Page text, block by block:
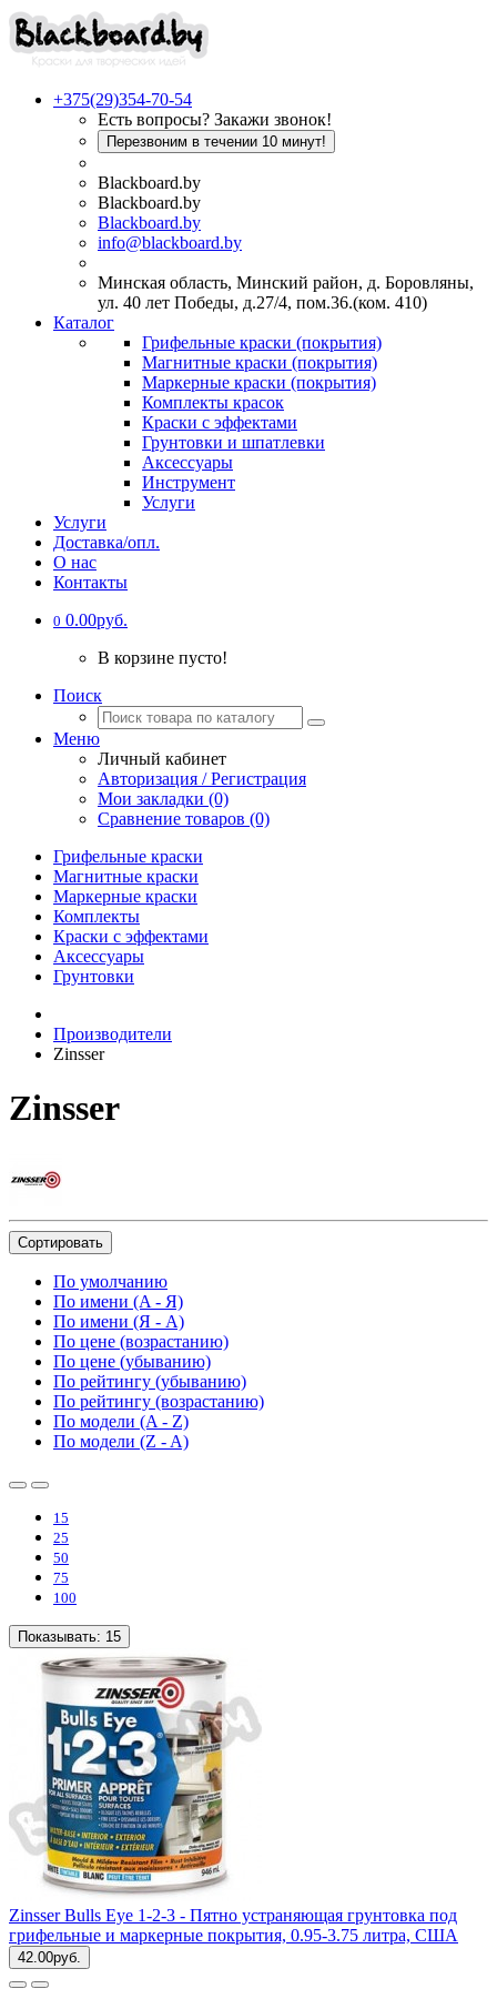
+375(29)354-70-54
Есть вопросы? Закажи звонок!
Перезвоним в течении 10 минут!
Blackboard.by
Blackboard.by
Blackboard.by
info@blackboard.by
Минская область, Минский район, д. Боровляны,
ул. 40 лет Победы, д.27/4, пом.36.(ком. 410)
Каталог
Грифельные краски (покрытия)
Магнитные краски (покрытия)
Маркерные краски (покрытия)
Комплекты красок
Краски с эффектами
Грунтовки и шпатлевки
Аксессуары
Инструмент
Услуги
Услуги
Доставка/опл.
О нас
Контакты
0 0.00руб.
В корзине пусто!
Поиск
Меню
Личный кабинет
Авторизация / Регистрация
Мои закладки (0)
Сравнение товаров (0)
Грифельные краски
Магнитные краски
Маркерные краски
Комплекты
Краски с эффектами
Аксессуары
Грунтовки
Производители
Zinsser
Zinsser
Сортировать
По умолчанию
По имени (A - Я)
По имени (Я - A)
По цене (возрастанию)
По цене (убыванию)
По рейтингу (убыванию)
По рейтингу (возрастанию)
По модели (A - Z)
По модели (Z - A)
15
25
50
75
100
Показывать: 15
Zinsser Bulls Eye 1-2-3 - Пятно устраняющая грунтовка под
грифельные и маркерные покрытия, 0.95-3.75 литра, США
42.00руб.